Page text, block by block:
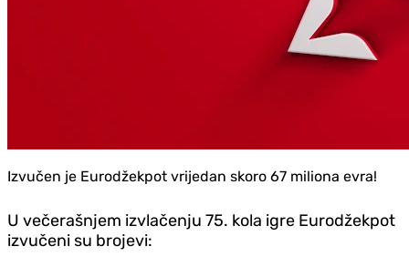
Izvučen je Eurodžekpot vrijedan skoro 67 miliona evra!
U večerašnjem izvlačenju 75. kola igre Eurodžekpot
izvučeni su brojevi: